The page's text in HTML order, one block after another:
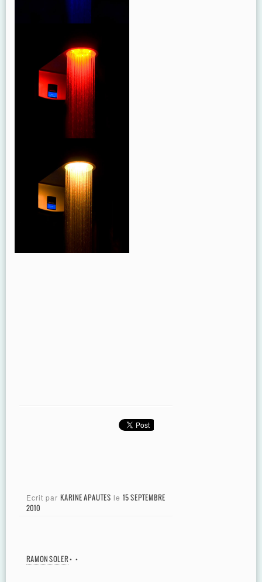
Ecrit par KARINE APAUTES le 15 SEPTEMBRE
2010
RAMON SOLER• •